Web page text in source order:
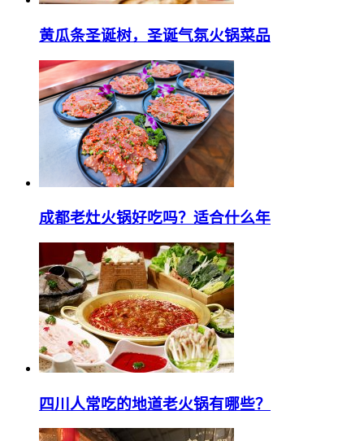
黄瓜条圣诞树，圣诞气氛火锅菜品
成都老灶火锅好吃吗？适合什么年
四川人常吃的地道老火锅有哪些？